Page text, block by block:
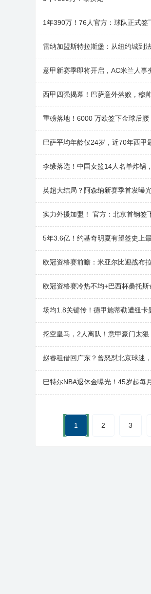
1年390万！76人官方：球队正式签
雷纳加盟斯特拉斯堡：从纽约城到
意甲新赛季即将开启，AC米兰人事
西甲四强揭幕！巴萨意外落败，穆
重磅落地！6000 万欧签下金球后
巴萨平均年龄仅24岁，近70年西甲
李缘落选！中国女篮14人名单炸锅
英超大结局？阿森纳新赛季首发曝
实力外援加盟！ 官方：北京首钢签
5年3.6亿！约基奇明夏有望签史上
欧冠资格赛前瞻：米亚尔比迎战布
欧冠资格赛冷热不均+巴西杯桑托
场均1.8关键传！德甲施蒂勒遭纽卡
挖空皇马，2人离队！意甲豪门太
赵睿租借回广东？曾怒怼北京球迷
巴特尔NBA退休金曝光！45岁起每
1 2 3